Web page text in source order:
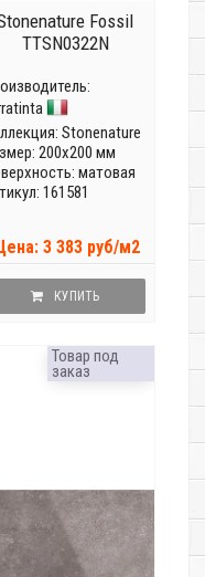
Fossil
TTSN0322N
Stonenature
200x200 мм
матовая
161581
3 383 руб/м2
КУПИТЬ
Товар под
заказ